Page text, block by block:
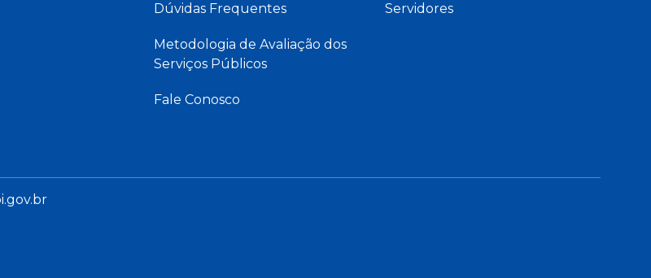
Dúvidas Frequentes
Metodologia de Avaliação dos
Serviços Públicos
Fale Conosco
Servidores